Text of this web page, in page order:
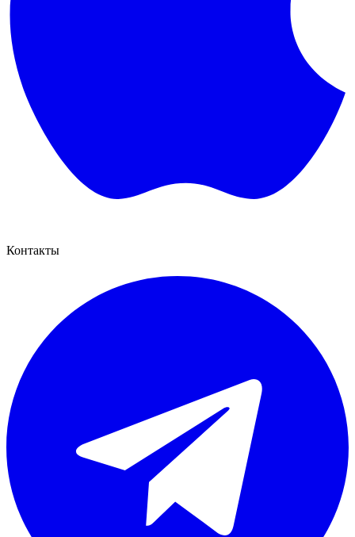
Контакты